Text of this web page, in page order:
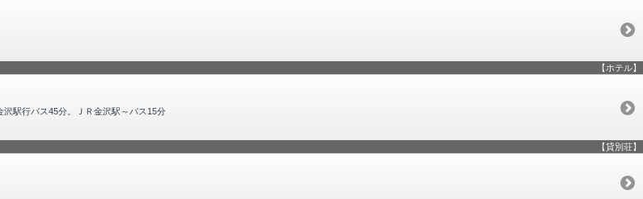
【ホテル】
駅行バス45分。ＪＲ金沢駅～バス15分
【貸別荘】